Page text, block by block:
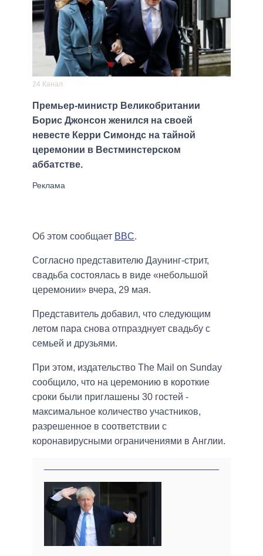
24 Канал
Премьер-министр Великобритании
Борис Джонсон женился на своей
невесте Керри Симондс на тайной
церемонии в Вестминстерском
аббатстве.
Об этом сообщает BBC.
Согласно представителю Даунинг-стрит,
свадьба состоялась в виде «небольшой
церемонии» вчера, 29 мая.
Представитель добавил, что следующим
летом пара снова отпразднует свадьбу с
семьей и друзьями.
При этом, издательство The Mail on Sunday
сообщило, что на церемонию в короткие
сроки были приглашены 30 гостей -
максимальное количество участников,
разрешенное в соответствии с
коронавирусными ограничениями в Англии.